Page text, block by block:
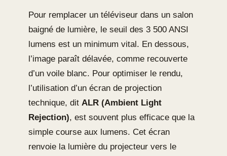
Pour remplacer un téléviseur dans un salon
baigné de lumière, le seuil des 3 500 ANSI
lumens est un minimum vital. En dessous,
l’image paraît délavée, comme recouverte
d’un voile blanc. Pour optimiser le rendu,
l’utilisation d’un écran de projection
technique, dit ALR (Ambient Light
Rejection), est souvent plus efficace que la
simple course aux lumens. Cet écran
renvoie la lumière du projecteur vers le